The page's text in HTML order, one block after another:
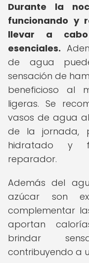
Durante la
funcionando y
llevar a cabo
esenciales.
de agua
sensación de
beneficioso al
ligeras. Se
vasos de agua
de la jornada,
hidratado y
reparador.
Además del
azúcar son
complementar
aportan
brindar
contribuyendo a